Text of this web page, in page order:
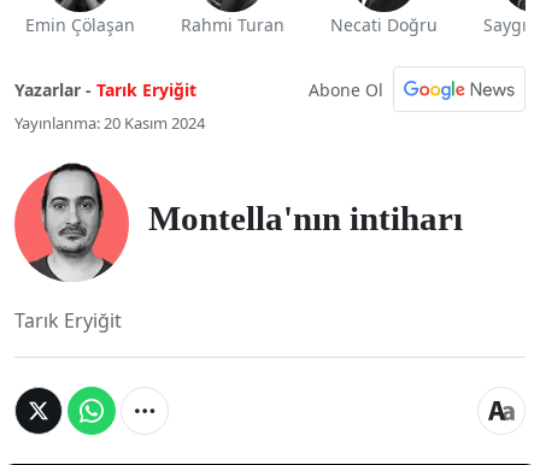
Emin Çölaşan Rahmi Turan Necati Doğru Saygı
Yazarlar - Tarık Eryiğit Abone Ol
Yayınlanma: 20 Kasım 2024
Montella'nın intiharı
Tarık Eryiğit